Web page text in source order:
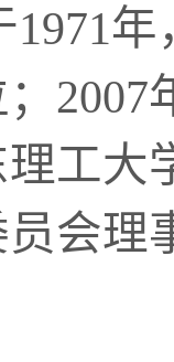
工大
会理